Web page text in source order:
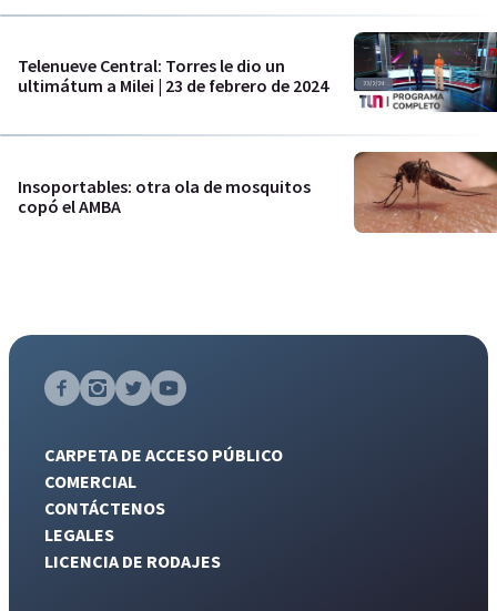
Telenueve Central: Torres le dio un
ultimátum a Milei | 23 de febrero de 2024
Insoportables: otra ola de mosquitos
copó el AMBA
CARPETA DE ACCESO PÚBLICO
COMERCIAL
CONTÁCTENOS
LEGALES
LICENCIA DE RODAJES